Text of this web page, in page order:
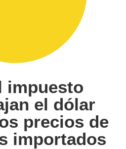
impuesto
el dólar
precios de
importados